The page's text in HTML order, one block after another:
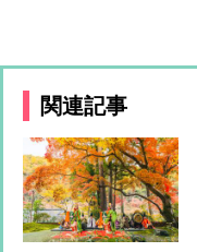
関連記事